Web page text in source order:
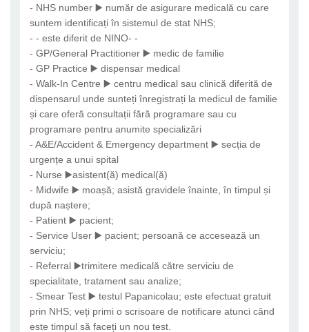
- NHS number ▶️ număr de asigurare medicală cu care
suntem identificați în sistemul de stat NHS;
- - este diferit de NINO- -
- GP/General Practitioner ▶️ medic de familie
- GP Practice ▶️ dispensar medical
- Walk-In Centre ▶️ centru medical sau clinică diferită de
dispensarul unde sunteți înregistrați la medicul de familie
și care oferă consultații fără programare sau cu
programare pentru anumite specializări
- A&E/Accident & Emergency department ▶️ secția de
urgențe a unui spital
- Nurse ▶️asistent(ă) medical(ă)
- Midwife ▶️ moașă; asistă gravidele înainte, în timpul și
după naștere;
- Patient ▶️ pacient;
- Service User ▶️ pacient; persoană ce accesează un
serviciu;
- Referral ▶️trimitere medicală către serviciu de
specialitate, tratament sau analize;
- Smear Test ▶️ testul Papanicolau; este efectuat gratuit
prin NHS; veți primi o scrisoare de notificare atunci când
este timpul să faceți un nou test.